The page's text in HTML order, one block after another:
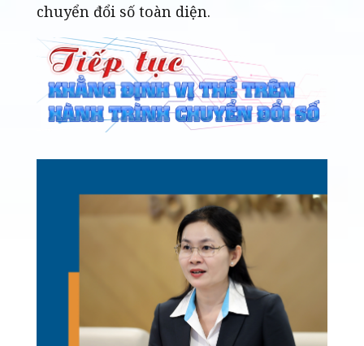
chuyển đổi số toàn diện.